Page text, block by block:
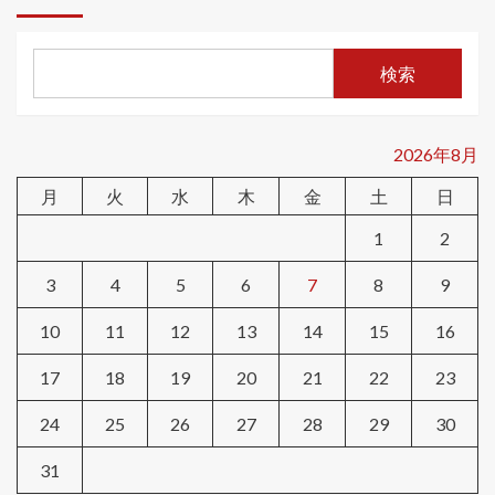
検索
2026年8月
月
火 水 木 金 土
日
1
2
3 4 5 6 7 8 9
10 11 12 13 14 15 16
17 18 19 20 21 22 23
24 25 26 27 28 29 30
31